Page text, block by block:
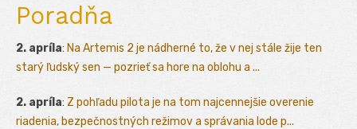
Poradňa
2. apríla: Na Artemis 2 je nádherné to, že v nej stále žije ten
starý ľudský sen — pozrieť sa hore na oblohu a ...
2. apríla: Z pohľadu pilota je na tom najcennejšie overenie
riadenia, bezpečnostných režimov a správania lode p...